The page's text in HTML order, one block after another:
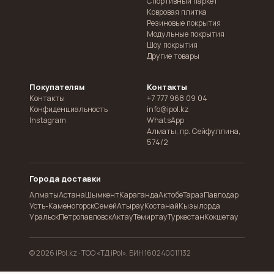
Ковровая плитка
Резиновые покрытия
Модульные покрытия
Шоу покрытия
Другие товары
Покупателям
Контакты
Конфиденциальность
Instagram
Контакты
+7 777 968 09 04
info@ipol.kz
WhatsApp
Алматы, пр. Сейфуллина,
574/2
Города доставки
АлматыАстанаШымкентКарагандаАктобеТаразПавлодар
Усть-КаменогорскСемейАтырауКостанайКызылорда
УральскПетропавловскАктауТемиртауТуркестанКокшетау
© 2026 iPol.kz · ТОО «ТД iPol», БИН 160240011132